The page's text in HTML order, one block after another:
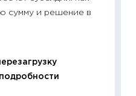
сумму и решение в